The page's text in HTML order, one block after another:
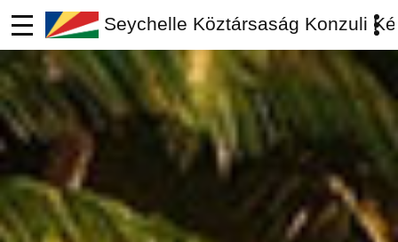
Seychelle Köztársaság Konzuli